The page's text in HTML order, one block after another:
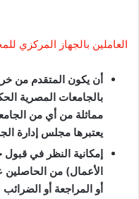
العاملين بالجهاز المركزي
أن يكون المتقدم من
بالجامعات المصرية
مماثلة من أي من
يعتبرها مجلس إدارة
إمكانية النظر في
الأعمال) من
أو المراجعة أو